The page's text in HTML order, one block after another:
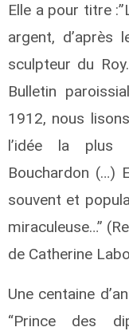
Elle a pour titre
argent, d’après
sculpteur du
Bulletin
1912, nous
l’idée la plus
Bouchardon (…)
souvent et
miraculeuse…”
de Catherine
Une centaine
“Prince des